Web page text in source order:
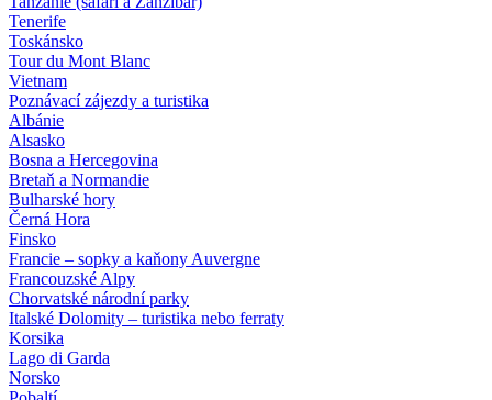
Tenerife
Toskánsko
Tour du Mont Blanc
Vietnam
Poznávací zájezdy a turistika
Albánie
Alsasko
Bosna a Hercegovina
Bretaň a Normandie
Bulharské hory
Černá Hora
Finsko
Francie – sopky a kaňony Auvergne
Francouzské Alpy
Chorvatské národní parky
Italské Dolomity – turistika nebo ferraty
Korsika
Lago di Garda
Norsko